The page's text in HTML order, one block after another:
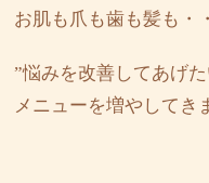
お肌も爪も歯も髪も・
”悩みを改善してあげ
メニューを増やしてき